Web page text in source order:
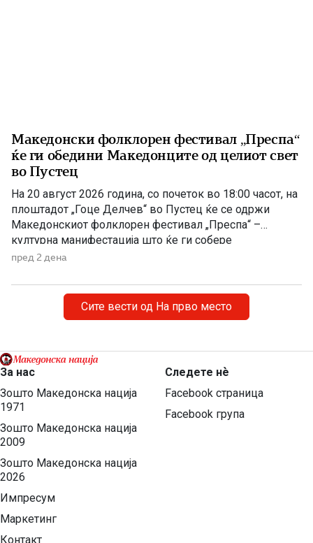
Македонски фолклорен фестивал „Преспа“
ќе ги обедини Македонците од целиот свет
во Пустец
На 20 август 2026 година, со почеток во 18:00 часот, на
плоштадот „Гоце Делчев“ во Пустец ќе се одржи
Македонскиот фолклорен фестивал „Преспа“ –
културна манифестација што ќе ги собере
Македонците од Македонија, Албанија и дијаспората во
Фестивалот ќе биде можност за промоција на богатото
македонско културно наследство […]
пред 2 дена
Сите вести од На прво место
За нас
Зошто Македонска нација
1971
Зошто Македонска нација
2009
Зошто Македонска нација
2026
Импресум
Маркетинг
Контакт
Следете нѐ
Facebook страница
Facebook група